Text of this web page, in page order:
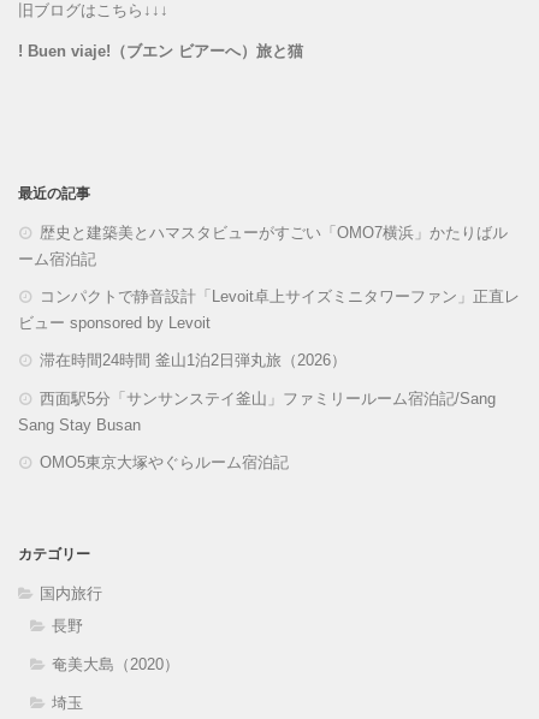
旧ブログはこちら↓↓↓
! Buen viaje!（ブエン ビアーへ）旅と猫
最近の記事
歴史と建築美とハマスタビューがすごい「OMO7横浜」かたりばル
ーム宿泊記
コンパクトで静音設計「Levoit卓上サイズミニタワーファン」正直レ
ビュー sponsored by Levoit
滞在時間24時間 釜山1泊2日弾丸旅（2026）
西面駅5分「サンサンステイ釜山」ファミリールーム宿泊記/Sang
Sang Stay Busan
OMO5東京大塚やぐらルーム宿泊記
カテゴリー
国内旅行
長野
奄美大島（2020）
埼玉